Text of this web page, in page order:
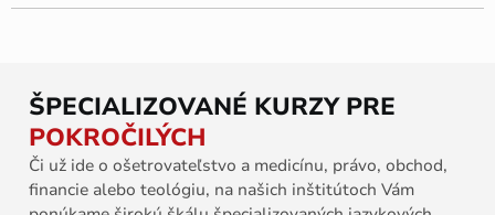
ŠPECIALIZOVANÉ KURZY PRE
POKROČILÝCH
Či už ide o ošetrovateľstvo a medicínu, právo, obchod,
financie alebo teológiu, na našich inštitútoch Vám